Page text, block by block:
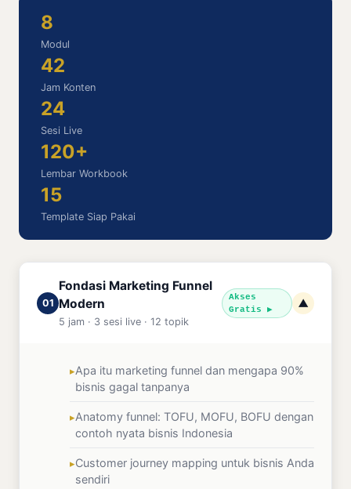
8
Modul
42
Jam Konten
24
Sesi Live
120+
Lembar Workbook
15
Template Siap Pakai
01
Fondasi Marketing Funnel
Modern
5 jam · 3 sesi live · 12 topik
Akses
Gratis ▶
▼
Apa itu marketing funnel dan mengapa 90%
bisnis gagal tanpanya
Anatomy funnel: TOFU, MOFU, BOFU dengan
contoh nyata bisnis Indonesia
Customer journey mapping untuk bisnis Anda
sendiri